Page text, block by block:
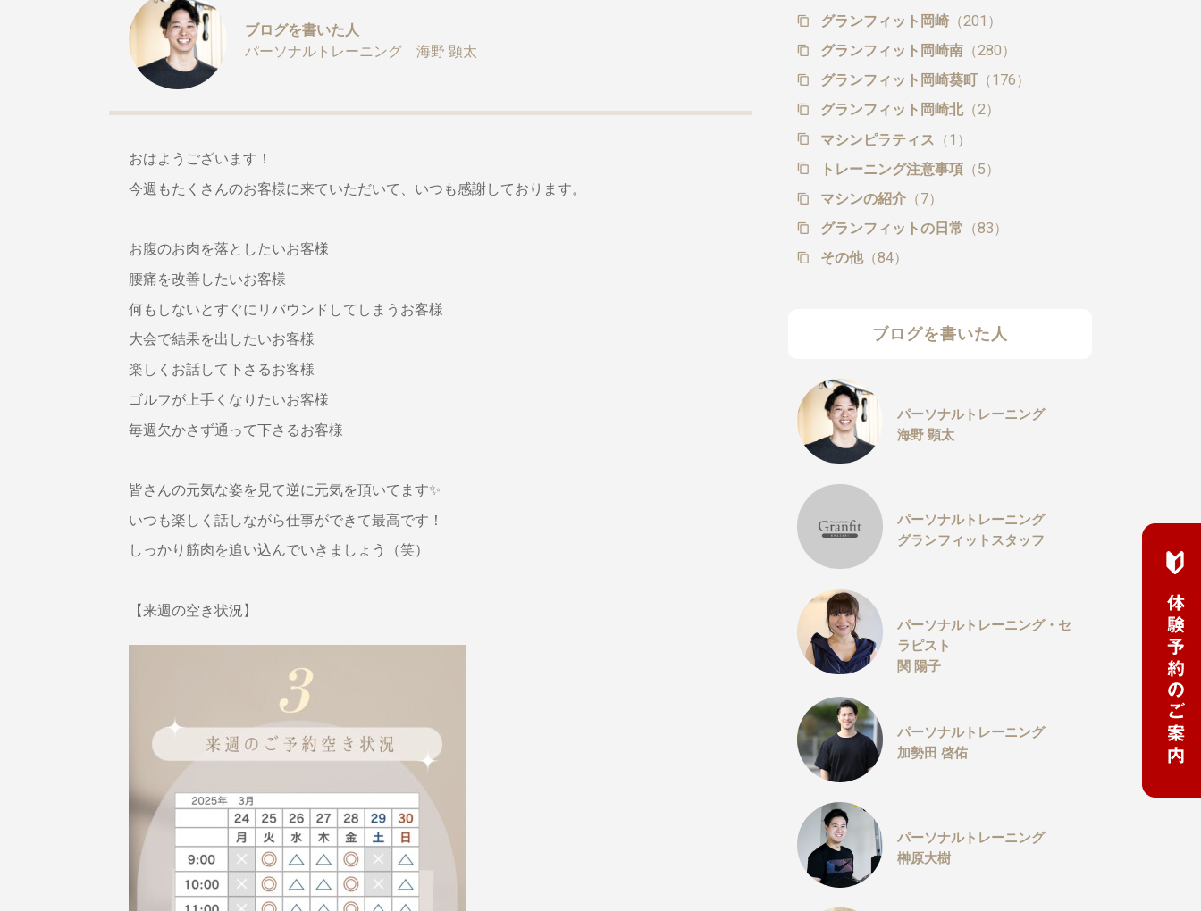
ブログを書いた人
パーソナルトレーニング 海野 顕太
おはようございます！
今週もたくさんのお客様に来ていただいて、いつも感謝しております。
お腹のお肉を落としたいお客様
腰痛を改善したいお客様
何もしないとすぐにリバウンドしてしまうお客様
大会で結果を出したいお客様
楽しくお話して下さるお客様
ゴルフが上手くなりたいお客様
毎週欠かさず通って下さるお客様
皆さんの元気な姿を見て逆に元気を頂いてます✨
いつも楽しく話しながら仕事ができて最高です！
しっかり筋肉を追い込んでいきましょう（笑）
【来週の空き状況】
グランフィット岡崎 （201）
グランフィット岡崎南 （280）
グランフィット岡崎葵町 （176）
グランフィット岡崎北（2）
マシンピラティス
（1）
トレーニング注意事項 （5）
マシンの紹介 （7）
グランフィットの日常 （83）
その他（84）
ブログを書いた人
パーソナルトレーニング
海野 顕太
パーソナルトレーニング
グランフィットスタッフ
パーソナルトレーニング・セ
ラピスト
関 陽子
パーソナルトレーニング
加勢田 啓佑
パーソナルトレーニング
榊原大樹